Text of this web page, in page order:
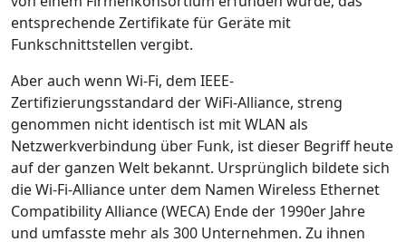
entsprechende Zertifikate für Geräte mit
Funkschnittstellen vergibt.
Aber auch wenn Wi-Fi, dem IEEE-
Zertifizierungsstandard der WiFi-Alliance, streng
genommen nicht identisch ist mit WLAN als
Netzwerkverbindung über Funk, ist dieser Begriff heute
auf der ganzen Welt bekannt. Ursprünglich bildete sich
die Wi-Fi-Alliance unter dem Namen Wireless Ethernet
Compatibility Alliance (WECA) Ende der 1990er Jahre
und umfasste mehr als 300 Unternehmen. Zu ihnen